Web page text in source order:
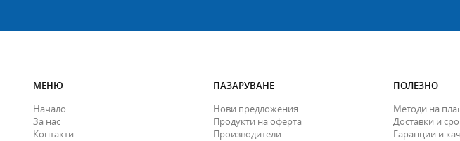
МЕНЮ
Начало
За нас
Контакти
ПАЗАРУВАНЕ
Нови предложения
Продукти на оферта
Производители
ПОЛЕЗНО
Методи на
Доставки и
Гаранции и